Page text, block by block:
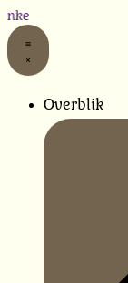
Gå
til
indholdet
Overblik